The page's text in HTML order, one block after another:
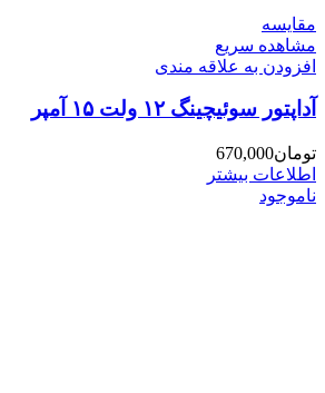
مقایسه
مشاهده سریع
افزودن به علاقه مندی
آداپتور سوئیچینگ ۱۲ ولت ۱۵ آمپر
تومان670,000
اطلاعات بیشتر
ناموجود